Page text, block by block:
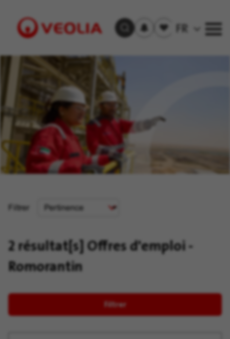
Visit
Trouver un emploi
aux
Offre(s)
sauvegardée(s)
FR
Filtrer
Critère
2 résultat[s]Offres d'emploi -
Romorantin
Filtrer